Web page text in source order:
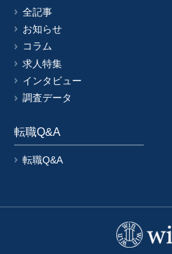
全記事
お知らせ
コラム
求人特集
インタビュー
調査データ
転職Q&A
転職Q&A